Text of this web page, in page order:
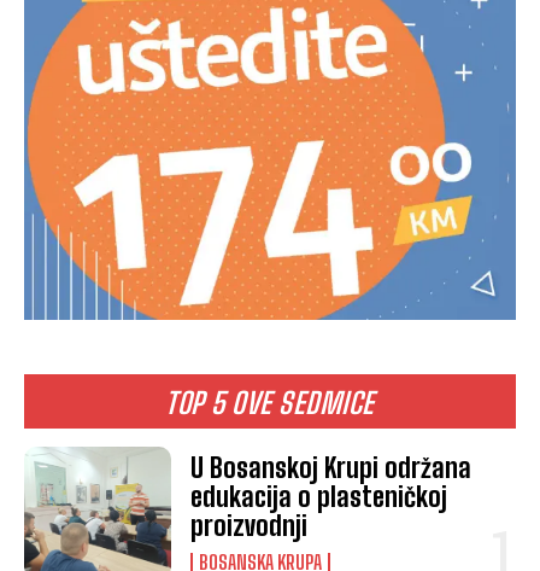
TOP 5 OVE SEDMICE
U Bosanskoj Krupi održana
edukacija o plasteničkoj
proizvodnji
BOSANSKA KRUPA